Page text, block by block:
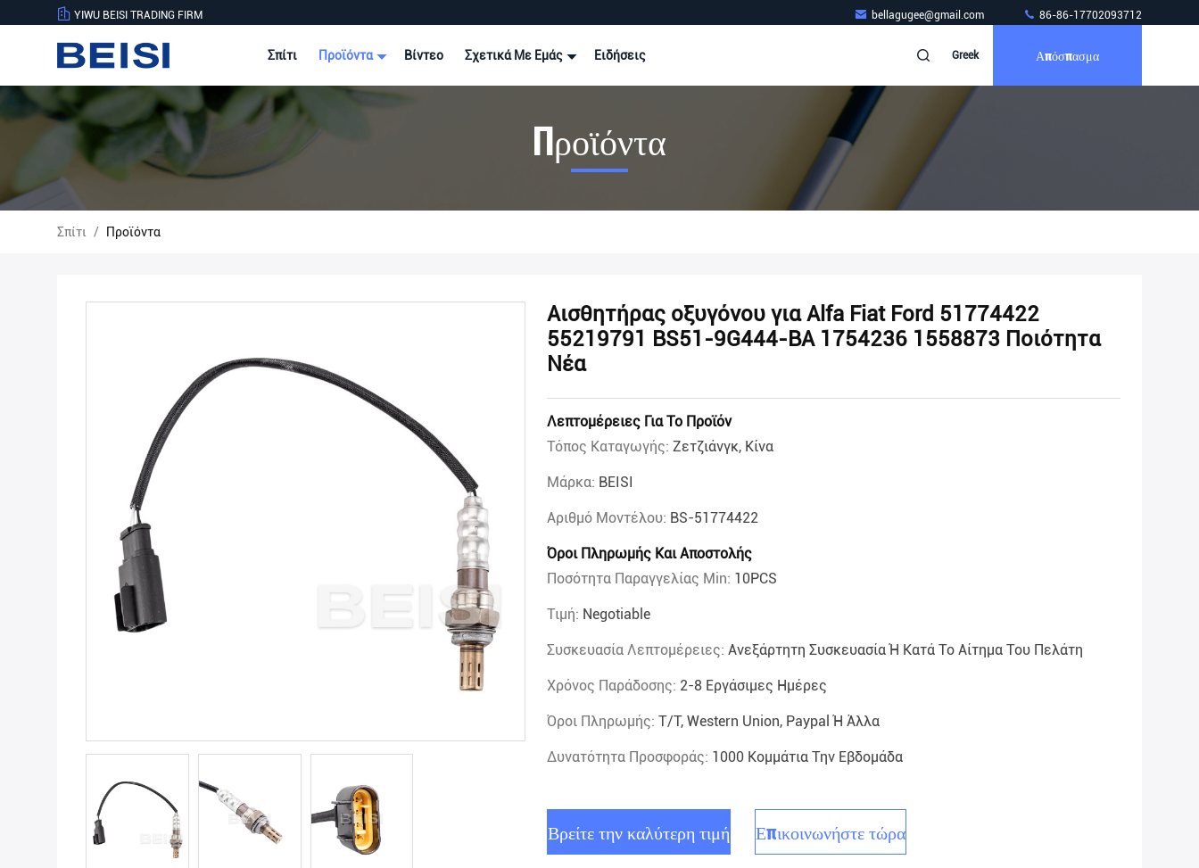
YIWU BEISI TRADING FIRM bellagugee@gmail.com 86-86-17702093712
Σπίτι Προϊόντα Βίντεο Σχετικά Με Εμάς Ειδήσεις Greek Απόσπασμα
Προϊόντα
Σπίτι / Προϊόντα
Αισθητήρας οξυγόνου για Alfa Fiat Ford 51774422
55219791 BS51-9G444-BA 1754236 1558873 Ποιότητα
Νέα
Λεπτομέρειες Για Το Προϊόν
Τόπος Καταγωγής: Ζετζιάνγκ, Κίνα
Μάρκα: BEISI
Αριθμό Μοντέλου: BS-51774422
Όροι Πληρωμής Και Αποστολής
Ποσότητα Παραγγελίας Min: 10PCS
Τιμή: Negotiable
Συσκευασία Λεπτομέρειες: Ανεξάρτητη Συσκευασία Ή Κατά Το Αίτημα Του Πελάτη
Χρόνος Παράδοσης: 2-8 Εργάσιμες Ημέρες
Όροι Πληρωμής: T/T, Western Union, Paypal Ή Άλλα
Δυνατότητα Προσφοράς: 1000 Κομμάτια Την Εβδομάδα
Βρείτε την καλύτερη τιμή Επικοινωνήστε τώρα